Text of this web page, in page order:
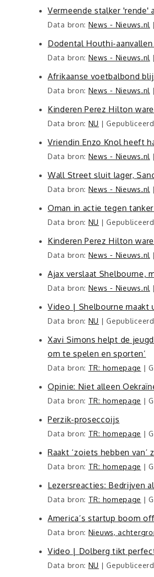
Vermeende stalker 'rende'
Data bron: News - Nieuws.nl
Dodental Houthi-
Data bron: News - Nieuws.nl
Afrikaanse voetbalbond
Data bron: News - Nieuws.nl
Kinderen Perez Hilton
Data bron: NU
Vriendin Enzo Knol heeft
Data bron: News - Nieuws.nl
Wall Street sluit lager,
Data bron: News - Nieuws.nl
Oman in actie tegen
Data bron: NU
Kinderen Perez Hilton
Data bron: News - Nieuws.nl
Ajax verslaat Shelbourne,
Data bron: News - Nieuws.nl
Video | Shelbourne
Data bron: NU
Xavi Simons helpt de
om te spelen en sporten’
Data bron: TR: homepage
Opinie: Niet alleen
Data bron: TR: homepage
Perzik-proseccoijs
Data bron: TR: homepage
Raakt ‘zoiets hebben van’
Data bron: TR: homepage
Lezersreacties: Bedrijven
Data bron: TR: homepage
America’s startup boom
Data bron: Nieuws,
Video | Dolberg tikt
Data bron: NU